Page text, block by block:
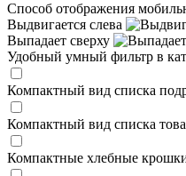
Способ отображения
Выдвигается слева
Выпадает сверху
Удобный умный фильтр в
Компактный вид списка
Компактный вид списка
Компактные хлебные